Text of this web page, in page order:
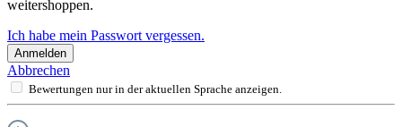
weitershoppen.
Ich habe mein Passwort vergessen.
Anmelden
Abbrechen
Bewertungen nur in der aktuellen Sprache anzeigen.